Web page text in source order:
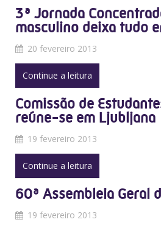
3ª Jornada
masculino deixa tudo
20 fevereiro 2013
Continue a leitura
Comissão de
reúne-se em Ljubljana
19 fevereiro 2013
Continue a leitura
60ª Assembleia Geral
19 fevereiro 2013